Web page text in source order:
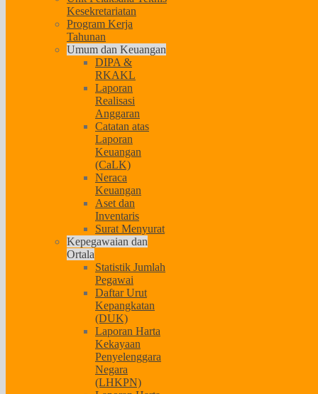
Kesekretariatan
Program Kerja
Tahunan
Umum dan Keuangan
DIPA &
RKAKL
Laporan
Realisasi
Anggaran
Catatan atas
Laporan
Keuangan
(CaLK)
Neraca
Keuangan
Aset dan
Inventaris
Surat Menyurat
Kepegawaian dan
Ortala
Statistik Jumlah
Pegawai
Daftar Urut
Kepangkatan
(DUK)
Laporan Harta
Kekayaan
Penyelenggara
Negara
(LHKPN)